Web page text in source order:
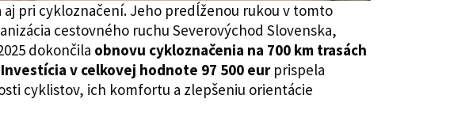
aj pri cykloznačení. Jeho predĺženou rukou v tomto
cestovného ruchu Severovýchod Slovenska,
dokončila obnovu cykloznačenia na 700 km trasách
Investícia v celkovej hodnote 97 500 eurprispela
cyklistov, ich komfortu a zlepšeniu orientácie